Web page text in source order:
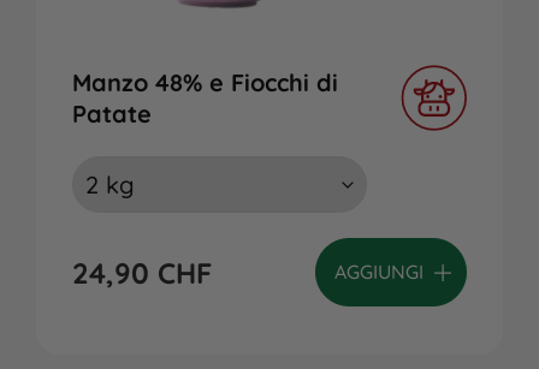
Manzo 48% e Fiocchi di
Patate
24,90 CHF AGGIUNGI